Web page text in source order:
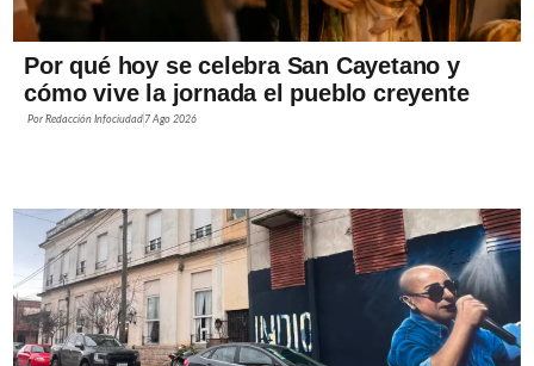
Por qué hoy se celebra San Cayetano y
cómo vive la jornada el pueblo creyente
PorRedacción Infociudad 7 Ago 2026